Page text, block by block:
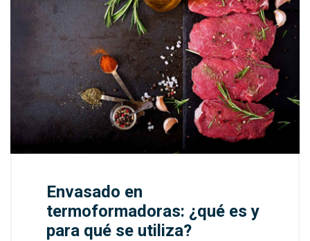
Envasado en
termoformadoras: ¿qué es y
para qué se utiliza?